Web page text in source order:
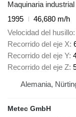
Maquinaria
1995
46,680 m/h
Velocidad del husillo
Recorrido del eje X
Recorrido del eje Y
Recorrido del eje Z
Alemania,
Metec GmbH